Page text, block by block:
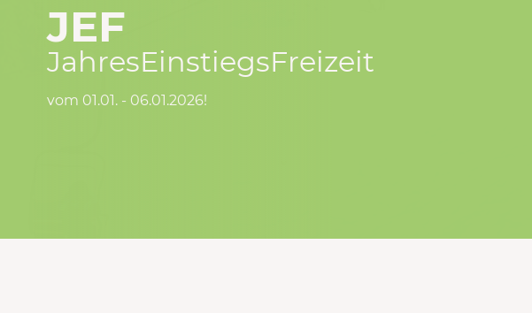
JEF
JahresEinstiegsFreizeit
vom 01.01. - 06.01.2026!